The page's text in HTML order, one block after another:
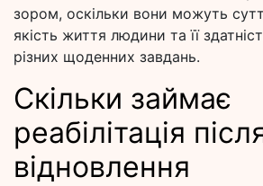
зором, оскільки вони можуть
якість життя людини та її
різних щоденних завдань.
Скільки займає
реабілітація
відновлення